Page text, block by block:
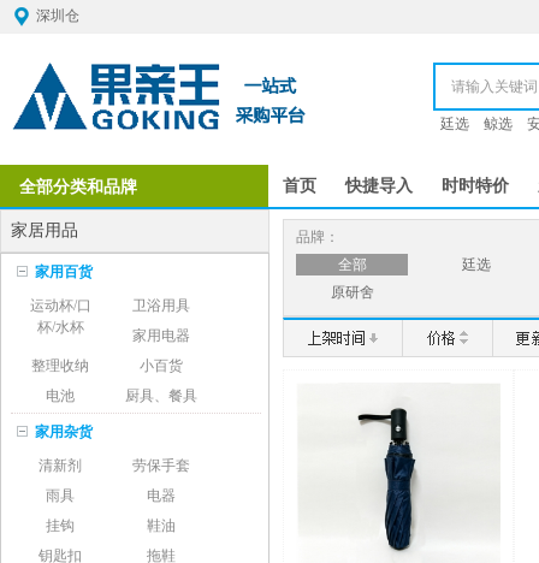
深圳仓
廷选 鲸选
全部分类和品牌 首页 快捷导入 时时特价
家居用品
家用百货
运动杯/口
杯/水杯
卫浴用具
家用电器
整理收纳
小百货
电池
厨具、餐具
家用杂货
清新剂
劳保手套
雨具
电器
挂钩
鞋油
钥匙扣
拖鞋
品牌：
全部
廷选
原研舍